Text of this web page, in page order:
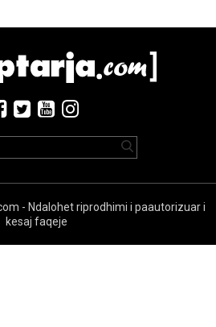
- Ndalohet riprodhimi i paautorizuar i
kesaj faqeje